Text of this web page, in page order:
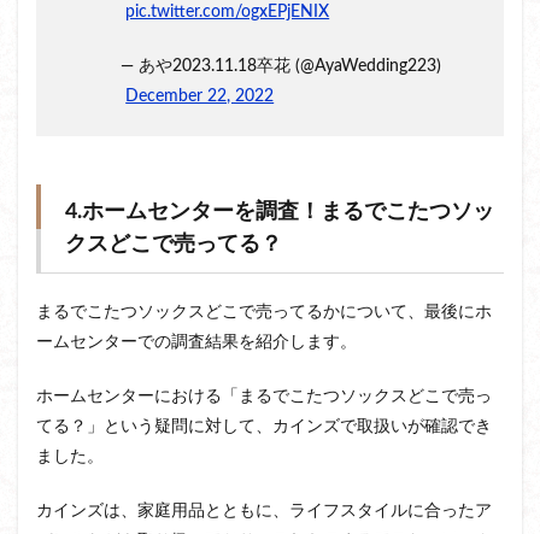
pic.twitter.com/ogxEPjENIX
— あや2023.11.18卒花 (@AyaWedding223)
December 22, 2022
4.ホームセンターを調査！まるでこたつソッ
クスどこで売ってる？
まるでこたつソックスどこで売ってるかについて、最後にホ
ームセンターでの調査結果を紹介します。
ホームセンターにおける「まるでこたつソックスどこで売っ
てる？」という疑問に対して、カインズで取扱いが確認でき
ました。
カインズは、家庭用品とともに、ライフスタイルに合ったア